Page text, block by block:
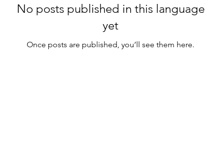
No posts published in this language
yet
Once posts are published, you’ll see them here.